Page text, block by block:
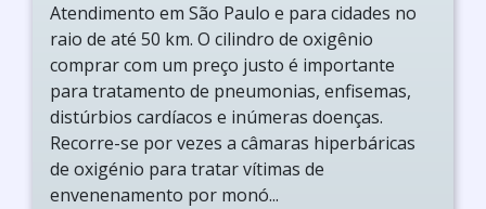
Atendimento em São Paulo e para cidades no
raio de até 50 km. O cilindro de oxigênio
comprar com um preço justo é importante
para tratamento de pneumonias, enfisemas,
distúrbios cardíacos e inúmeras doenças.
Recorre-se por vezes a câmaras hiperbáricas
de oxigénio para tratar vítimas de
envenenamento por monó...